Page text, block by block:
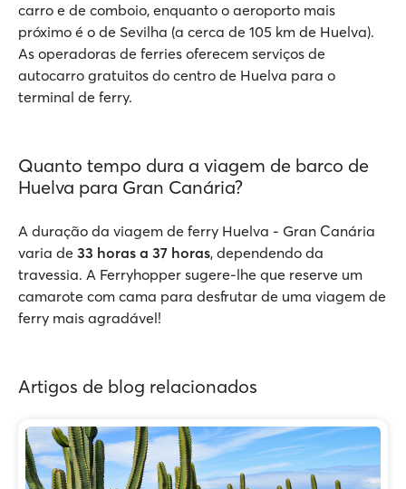
carro e de comboio, enquanto o aeroporto mais
próximo é o de Sevilha (a cerca de 105 km de Huelva).
As operadoras de ferries oferecem serviços de
autocarro gratuitos do centro de Huelva para o
terminal de ferry.
Quanto tempo dura a viagem de barco de
Huelva para Gran Canária?
A duração da viagem de ferry Huelva - Gran Canária
varia de 33 horas a 37 horas, dependendo da
travessia. A Ferryhopper sugere-lhe que reserve um
camarote com cama para desfrutar de uma viagem de
ferry mais agradável!
Artigos de blog relacionados